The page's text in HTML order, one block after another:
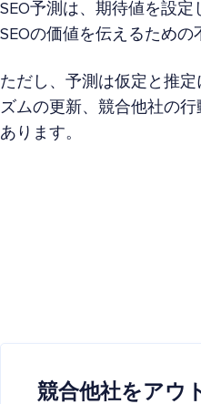
SEO予測は、期待値を設
SEOの価値を伝えるための
ただし、予測は仮定と推
ズムの更新、競合他社の
あります。
競合他社をアウ